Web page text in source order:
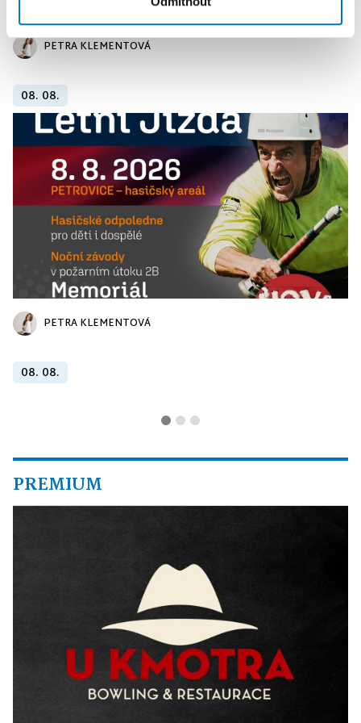
PETRA KLEMENTOVÁ
08. 08.
PETRA KLEMENTOVÁ
08. 08.
PREMIUM